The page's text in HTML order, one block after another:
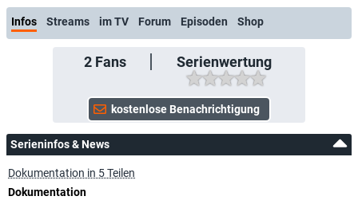
Infos Streams im TV Forum Episoden Shop
2Fans Serienwertung
Serieninfos & News
Dokumentation in 5 Teilen
Dokumentation